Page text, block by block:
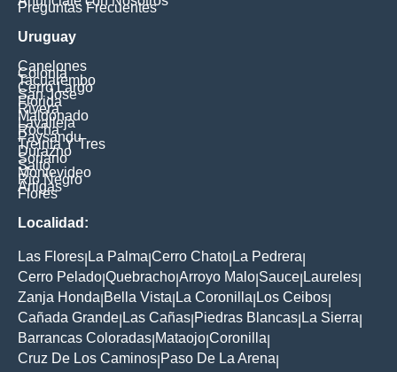
Preguntas Frecuentes
Uruguay
Canelones
Colonia
Tacuarembo
Cerro Largo
San Jose
Florida
Rivera
Maldonado
Lavalleja
Rocha
Paysandu
Treinta Y Tres
Durazno
Soriano
Salto
Montevideo
Rio Negro
Artigas
Flores
Localidad:
Las Flores La Palma Cerro Chato La Pedrera
Cerro Pelado Quebracho Arroyo Malo Sauce Laureles
Zanja Honda Bella Vista La Coronilla Los Ceibos
Cañada Grande Las Cañas Piedras Blancas La Sierra
Barrancas Coloradas Mataojo Coronilla
Cruz De Los Caminos Paso De La Arena